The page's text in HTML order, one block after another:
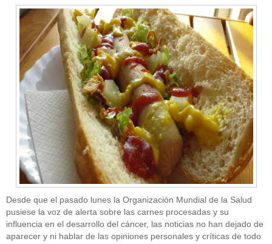
Desde que el pasado lunes la Organización Mundial de la Salud
pusiese la voz de alerta sobre las carnes procesadas y su
influencia en el desarrollo del cáncer, las noticias no han dejado de
aparecer y ni hablar de las opiniones personales y críticas de todo